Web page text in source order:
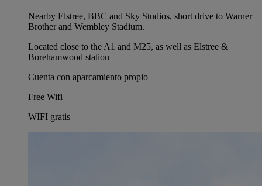
Nearby Elstree, BBC and Sky Studios, short drive to Warner
Brother and Wembley Stadium.
Located close to the A1 and M25, as well as Elstree &
Borehamwood station
Cuenta con aparcamiento propio
Free Wifi
WIFI gratis